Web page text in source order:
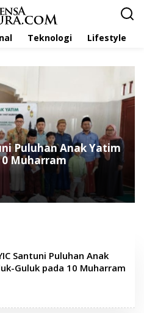
Teknologi Lifestyle
Puluhan Anak Yatim
Muharram
Santuni Puluhan Anak
Guluk pada 10 Muharram